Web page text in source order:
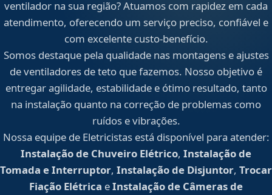
ventilador na sua região? Atuamos com rapidez em cada
atendimento, oferecendo um serviço preciso, confiável e
com excelente custo-benefício.
Somos destaque pela qualidade nas montagens e ajustes
de ventiladores de teto que fazemos. Nosso objetivo é
entregar agilidade, estabilidade e ótimo resultado, tanto
na instalação quanto na correção de problemas como
ruídos e vibrações.
Nossa equipe de Eletricistas está disponível para atender:
Instalação de Chuveiro Elétrico, Instalação de
Tomada e Interruptor, Instalação de Disjuntor, Trocar
Fiação Elétrica eInstalação de Câmeras de